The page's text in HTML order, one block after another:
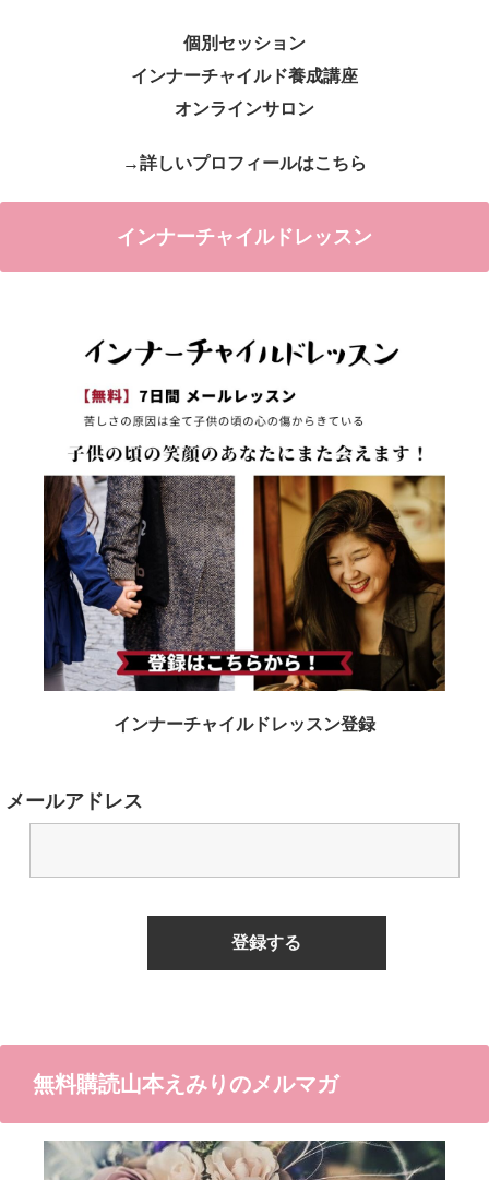
個別セッション
インナーチャイルド養成講座
オンラインサロン
→詳しいプロフィールはこちら
インナーチャイルドレッスン
インナーチャイルドレッスン登録
メールアドレス
無料購読山本えみりのメルマガ